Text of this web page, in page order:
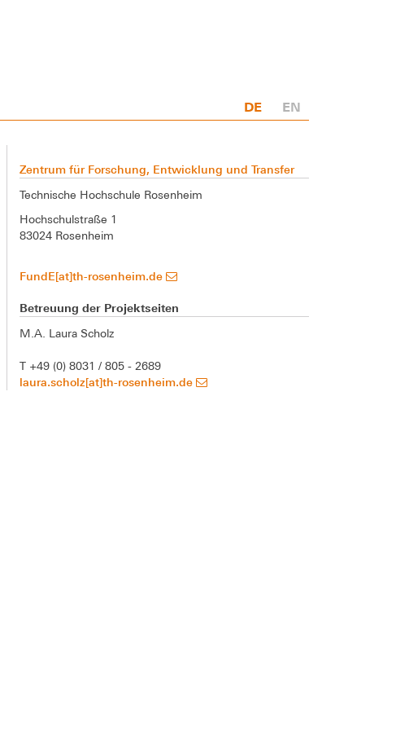
DE EN
Zentrum für Forschung, Entwicklung und Transfer
Technische Hochschule Rosenheim
Hochschulstraße 1
83024 Rosenheim
FundE[at]th-rosenheim.de
Betreuung der Projektseiten
M.A. Laura Scholz
T +49 (0) 8031 / 805 - 2689
laura.scholz[at]th-rosenheim.de